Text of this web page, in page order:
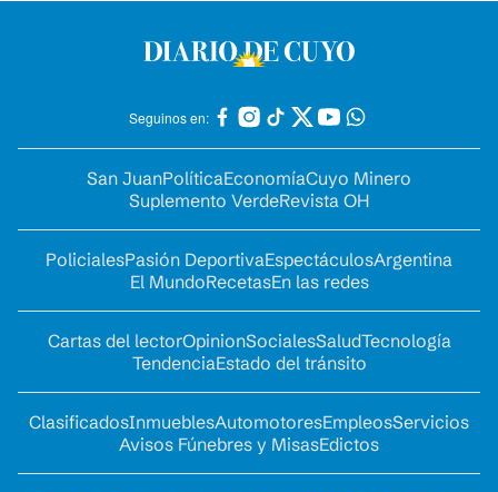
Seguinos en:
San JuanPolíticaEconomíaCuyo Minero
Suplemento VerdeRevista OH
PolicialesPasión DeportivaEspectáculosArgentina
El MundoRecetasEn las redes
Cartas del lectorOpinionSocialesSaludTecnología
TendenciaEstado del tránsito
ClasificadosInmueblesAutomotoresEmpleosServicios
Avisos Fúnebres y MisasEdictos